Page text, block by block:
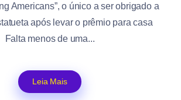
Americans”, o único a ser obrigado a
após levar o prêmio para casa
Falta menos de uma...
Leia Mais